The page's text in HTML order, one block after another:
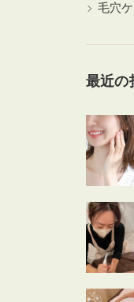
毛穴
最近の